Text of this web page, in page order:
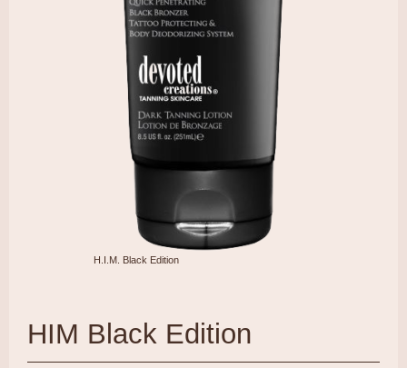
H.I.M. Black Edition
HIM Black Edition